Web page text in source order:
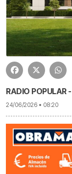
RADIO POPULAR
24/06/2026 • 08:20